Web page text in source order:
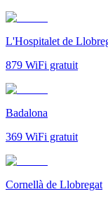
L'Hospitalet de
879 WiFi gratuit
Badalona
369 WiFi gratuit
Cornellà de Llobregat